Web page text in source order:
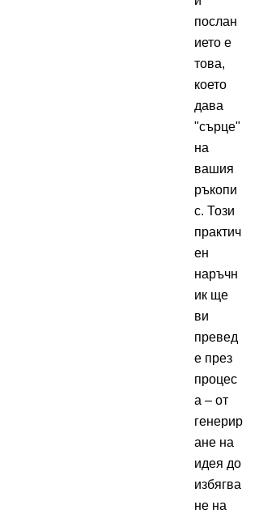
послан
ието е
това,
което
дава
"сърце"
на
вашия
ръкопи
с. Този
практич
ен
наръчн
ик ще
ви
превед
е през
процес
а – от
генерир
ане на
идея до
избягва
не на